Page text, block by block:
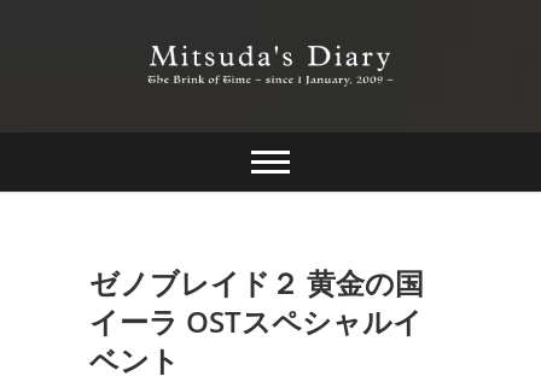
Mitsuda's Diary
ゼノブレイド２ 黄金の国
イーラ OSTスペシャルイ
ベント